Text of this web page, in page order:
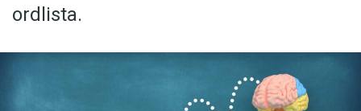
Bokrecensioner
Kviss
Podden
ordlista.